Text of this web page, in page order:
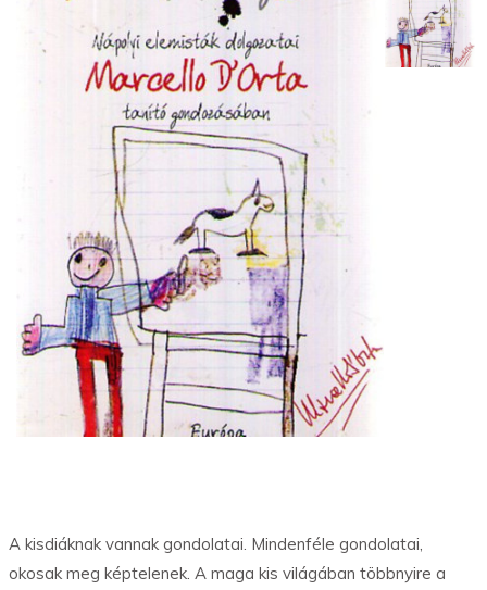
A kisdiáknak vannak gondolatai. Mindenféle gondolatai,
okosak meg képtelenek. A maga kis világában többnyire a